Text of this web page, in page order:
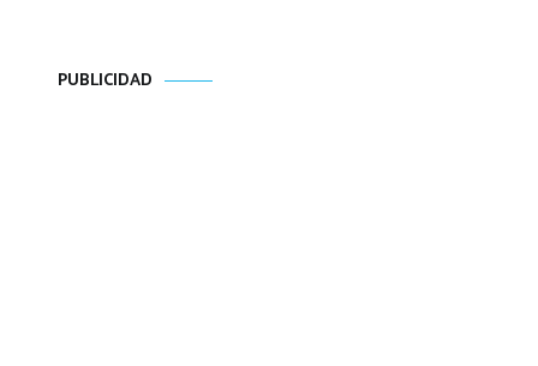
PUBLICIDAD